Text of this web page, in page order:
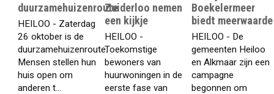
duurzamehuizenroute
HEILOO - Zaterdag
26 oktober is de
duurzamehuizenroute.
Mensen stellen hun
huis open om
anderen t...
Zuiderloo nemen
een kijkje
HEILOO -
Toekomstige
bewoners van
huurwoningen in de
eerste fase van
Boekelermeer
biedt meerwaarde
HEILOO - De
gemeenten Heiloo
en Alkmaar zijn een
campagne
begonnen om